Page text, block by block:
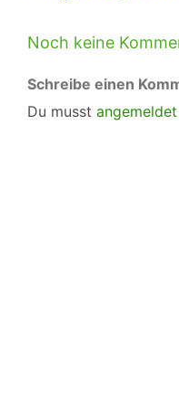
Noch keine
Schreibe einen
Du musst angemeldet